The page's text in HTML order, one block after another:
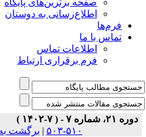
صفحه برترین‌های پایگاه
اطلاع‌رسانی به دوستان
فرم‌ها
تماس با ما
اطلاعات تماس
فرم برقراری ارتباط
دوره ۲۱، شماره ۷ - ( ۷-۱۴۰۲ )
۵۱۰-۵۰۳
|برگشت به